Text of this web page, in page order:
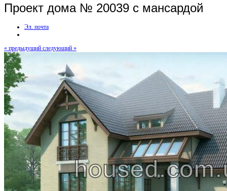
Проект дома № 20039 с мансардой
Эл. почта
« предыдущий следующий »